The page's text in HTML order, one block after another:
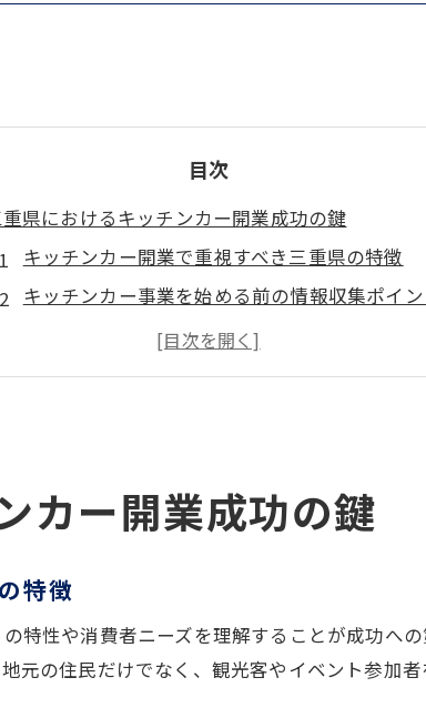
目次
県におけるキッチンカー開業成功の鍵
キッチンカー開業で重視すべき三重県の特徴
キッチンカー事業を始める前の情報収集ポイン
キッチンカー経営と三重県の地域特性の活かし
キッチンカー開業準備で失敗しないための秘訣
キッチンカーデザインで第一印象を高める工夫
三重県で注目されるキッチンカーの見た目作り
ターゲット層に響くキッチンカー装飾のコツ
キッチンカーならではの集客デザイン戦略
ダーメイドで叶える理想のキッチンカー設計
カー開業成功の鍵
特徴
特性や消費者ニーズを理解することが成功へ
元の住民だけでなく、観光客やイベント参加